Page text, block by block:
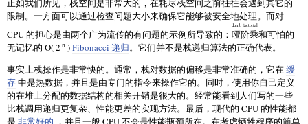
正如我们所见，栈空间是非常大的，在耗尽栈空间之前往往会遇到其它的
限制。一方面可以通过检查问题大小来确保它能够被安全地处理。而对
CPU 的担心是由两个广为流传的有问题的示例所导致的： 哑阶乘
dumb factorial
和可怕的
无记忆的 O( 2 n )Fibonacci 递归。它们并不是栈递归算法的正确代表。
事实上栈操作是非常快的。通常，栈对数据的偏移是非常准确的，它在缓
存中是热数据，并且是由专门的指令来操作它的。同时，使用你自己定义
的在堆上分配的数据结构的相关开销是很大的。经常能看到人们写的一些
比栈调用递归更复杂、性能更差的实现方法。最后，现代的 CPU 的性能都
是 非常好的 ，并且一般 CPU 不会是性能瓶颈所在。在考虑牺牲程序的简单